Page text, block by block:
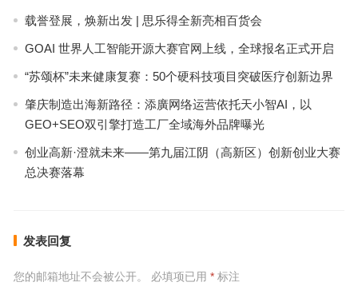
载誉登展，焕新出发 | 思乐得全新亮相百货会
GOAI 世界人工智能开源大赛官网上线，全球报名正式开启
“苏颂杯”未来健康复赛：50个硬科技项目突破医疗创新边界
肇庆制造出海新路径：添廣网络运营依托天小智AI，以
GEO+SEO双引擎打造工厂全域海外品牌曝光
创业高新·澄就未来——第九届江阴（高新区）创新创业大赛
总决赛落幕
发表回复
您的邮箱地址不会被公开。 必填项已用 *标注